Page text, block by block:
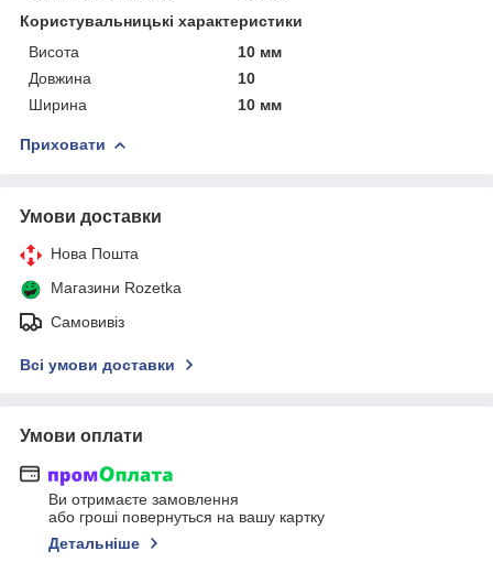
Користувальницькі характеристики
Висота
10 мм
Довжина
10
Ширина
10 мм
Приховати
Умови доставки
Нова Пошта
Магазини Rozetka
Самовивіз
Всі умови доставки
Умови оплати
Ви отримаєте замовлення
або гроші повернуться на вашу картку
Детальніше